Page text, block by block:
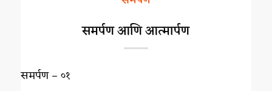
समर्पण आणि आत्मार्पण
समर्पण – ०१